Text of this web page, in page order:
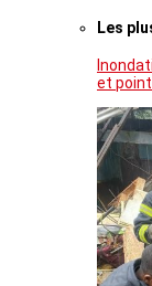
Les
et